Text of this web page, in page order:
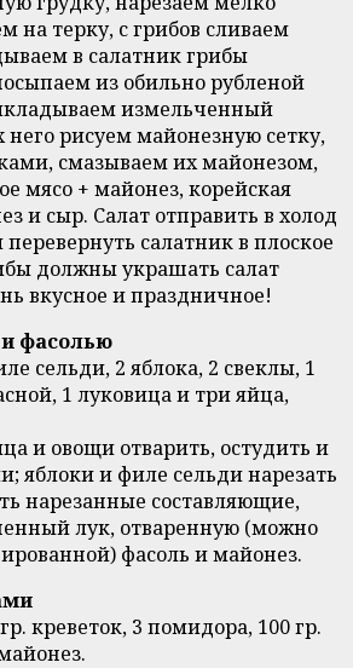
на терку, с грибов сливаем
в салатник грибы
из обильно рубленой
измельченный
него рисуем майонезную сетку,
смазываем их майонезом,
мясо + майонез, корейская
и сыр. Салат отправить в холод
салатник в плоское
должны украшать салат
вкусное и праздничное!
фасолью
сельди, 2 яблока, 2 свеклы, 1
1 луковица и три яйца,
и овощи отварить, остудить и
яблоки и филе сельди нарезать
нарезанные составляющие,
лук, отваренную (можно
фасоль и майонез.
креветок, 3 помидора, 100 гр.